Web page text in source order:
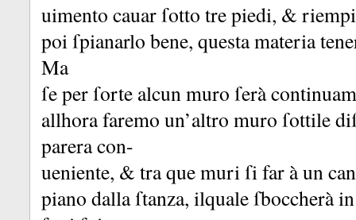
uimento cauar ſotto tre piedi, &
poi ſpianarlo bene, questa materia
Ma
ſe per ſorte alcun muro ſerà
allhora faremo un’altro muro ſottile
parera con-
ueniente, & tra que muri ſi far à un
piano dalla ſtanza, ilquale ſboccherà